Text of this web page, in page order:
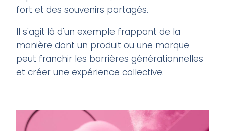
fort et des souvenirs partagés.
Il s'agit là d'un exemple frappant de la
manière dont un produit ou une marque
peut franchir les barrières générationnelles
et créer une expérience collective.